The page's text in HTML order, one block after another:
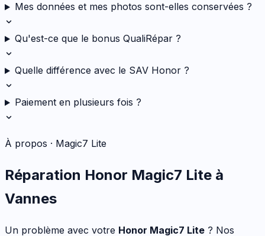
Mes données et mes photos sont-elles conservées ?
Qu'est-ce que le bonus QualiRépar ?
Quelle différence avec le SAV Honor ?
Paiement en plusieurs fois ?
À propos · Magic7 Lite
Réparation Honor Magic7 Lite à
Vannes
Un problème avec votre Honor Magic7 Lite ? Nos